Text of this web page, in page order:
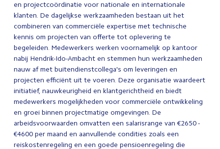
en projectcoördinatie voor nationale en internationale
klanten. De dagelijkse werkzaamheden bestaan uit het
combineren van commerciële expertise met technische
kennis om projecten van offerte tot oplevering te
begeleiden. Medewerkers werken voornamelijk op kantoor
nabij Hendrik-Ido-Ambacht en stemmen hun werkzaamheden
nauw af met buitendienstcollega's om leveringen en
projecten efficiënt uit te voeren. Deze organisatie waardeert
initiatief, nauwkeurigheid en klantgerichtheid en biedt
medewerkers mogelijkheden voor commerciële ontwikkeling
en groei binnen projectmatige omgevingen. De
arbeidsvoorwaarden omvatten een salarisrange van €2650 -
€4600 per maand en aanvullende condities zoals een
reiskostenregeling en een goede pensioenregeling die